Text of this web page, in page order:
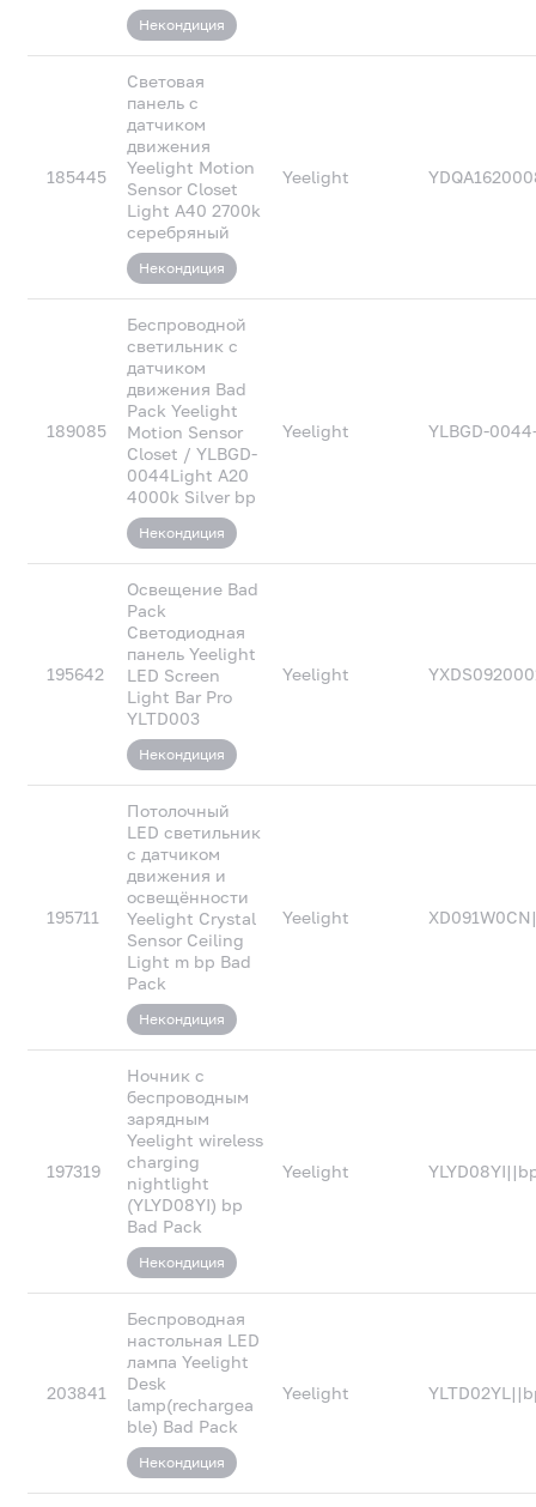
Некондиция
185445
Световая
панель с
датчиком
движения
Yeelight Motion
Sensor Closet
Light A40 2700k
серебряный
Некондиция
Yeelight
189085
Беспроводной
светильник с
датчиком
движения Bad
Pack Yeelight
Motion Sensor
Closet / YLBGD-
0044Light A20
4000k Silver bp
Некондиция
Yeelight YLBGD-
195642
Освещение Bad
Pack
Светодиодная
панель Yeelight
LED Screen
Light Bar Pro
YLTD003
Некондиция
Yeelight
195711
Потолочный
LED светильник
с датчиком
движения и
освещённости
Yeelight Crystal
Sensor Ceiling
Light m bp Bad
Pack
Некондиция
Yeelight
197319
Ночник с
беспроводным
зарядным
Yeelight wireless
charging
nightlight
(YLYD08YI) bp
Bad Pack
Некондиция
Yeelight
203841
Беспроводная
настольная LED
лампа Yeelight
Desk
lamp(rechargea
ble) Bad Pack
Некондиция
Yeelight